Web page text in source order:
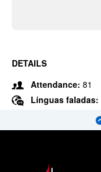
DETAILS
Attendance: 81
Línguas faladas: